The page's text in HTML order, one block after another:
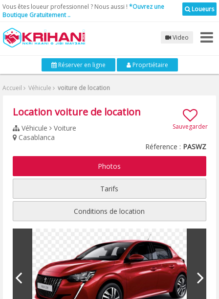
Loueurs
Vous êtes loueur professionnel ? Nous aussi ! *Ouvrez une
Boutique Gratuitement ..
Video
Réserver en ligne Proprtiétaire
Accueil Véhicule voiture de location
Sauvegarder
Location voiture de location
Véhicule Voiture
Casablanca
Réference : PASWZ
Photos
Tarifs
Conditions de location